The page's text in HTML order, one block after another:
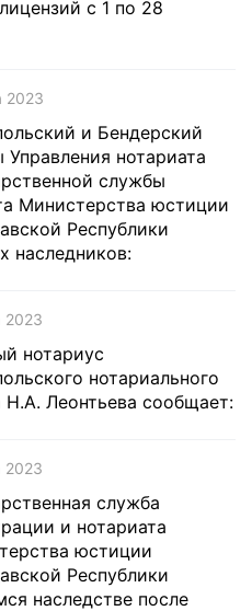
с 1 по 28
2023
и Бендерский
Управления нотариата
службы
Министерства юстиции
Республики
наследников:
2023
нотариус
нотариального
Н.А. Леонтьева сообщает:
2023
служба
и нотариата
юстиции
Республики
наследстве после